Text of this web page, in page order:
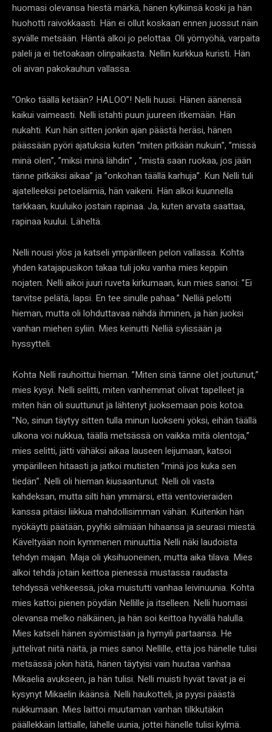
huomasi olevansa hiestä märkä, hänen kylkiinsä koski ja hän
huohotti raivokkaasti. Hän ei ollut koskaan ennen juossut näin
syvälle metsään. Häntä alkoi jo pelottaa. Oli yömyöhä, varpaita
paleli ja ei tietoakaan olinpaikasta. Nellin kurkkua kuristi. Hän
oli aivan pakokauhun vallassa.
”Onko täällä ketään? HALOO”! Nelli huusi. Hänen äänensä
kaikui vaimeasti. Nelli istahti puun juureen itkemään. Hän
nukahti. Kun hän sitten jonkin ajan päästä heräsi, hänen
päässään pyöri ajatuksia kuten ”miten pitkään nukuin”, ”missä
minä olen”, ”miksi minä lähdin” , ”mistä saan ruokaa, jos jään
tänne pitkäksi aikaa” ja ”onkohan täällä karhuja”. Kun Nelli tuli
ajatelleeksi petoeläimiä, hän vaikeni. Hän alkoi kuunnella
tarkkaan, kuuluiko jostain rapinaa. Ja, kuten arvata saattaa,
rapinaa kuului. Läheltä.
Nelli nousi ylös ja katseli ympärilleen pelon vallassa. Kohta
yhden katajapusikon takaa tuli joku vanha mies keppiin
nojaten. Nelli aikoi juuri ruveta kirkumaan, kun mies sanoi: ”Ei
tarvitse pelätä, lapsi. En tee sinulle pahaa.” Nelliä pelotti
hieman, mutta oli lohduttavaa nähdä ihminen, ja hän juoksi
vanhan miehen syliin. Mies keinutti Nelliä sylissään ja
hyssytteli.
Kohta Nelli rauhoittui hieman. ”Miten sinä tänne olet joutunut,”
mies kysyi. Nelli selitti, miten vanhemmat olivat tapelleet ja
miten hän oli suuttunut ja lähtenyt juoksemaan pois kotoa.
”No, sinun täytyy sitten tulla minun luokseni yöksi, eihän täällä
ulkona voi nukkua, täällä metsässä on vaikka mitä olentoja,”
mies selitti, jätti vähäksi aikaa lauseen leijumaan, katsoi
ympärilleen hitaasti ja jatkoi mutisten ”minä jos kuka sen
tiedän”. Nelli oli hieman kiusaantunut. Nelli oli vasta
kahdeksan, mutta silti hän ymmärsi, että ventovieraiden
kanssa pitäisi liikkua mahdollisimman vähän. Kuitenkin hän
nyökäytti päätään, pyyhki silmiään hihaansa ja seurasi miestä.
Käveltyään noin kymmenen minuuttia Nelli näki laudoista
tehdyn majan. Maja oli yksihuoneinen, mutta aika tilava. Mies
alkoi tehdä jotain keittoa pienessä mustassa raudasta
tehdyssä vehkeessä, joka muistutti vanhaa leivinuunia. Kohta
mies kattoi pienen pöydän Nellille ja itselleen. Nelli huomasi
olevansa melko nälkäinen, ja hän soi keittoa hyvällä halulla.
Mies katseli hänen syömistään ja hymyili partaansa. He
juttelivat niitä näitä, ja mies sanoi Nellille, että jos hänelle tulisi
metsässä jokin hätä, hänen täytyisi vain huutaa vanhaa
Mikaelia avukseen, ja hän tulisi. Nelli muisti hyvät tavat ja ei
kysynyt Mikaelin ikäänsä. Nelli haukotteli, ja pyysi päästä
nukkumaan. Mies laittoi muutaman vanhan tilkkutäkin
päällekkäin lattialle, lähelle uunia, jottei hänelle tulisi kylmä.